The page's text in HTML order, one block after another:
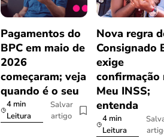
Pagamentos do
BPC em maio de
2026
começaram; veja
quando é o seu
4 min
Leitura
Salvar
artigo
Nova regra
Consignado
exige
confirmação
Meu INSS;
entenda
4 min
Leitura